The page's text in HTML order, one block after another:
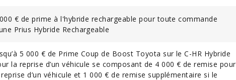
€ de prime à l'hybride rechargeable pour toute commande
Prius Hybride Rechargeable
5 000 € de Prime Coup de Boost Toyota sur le C-HR Hybride
la reprise d’un véhicule se composant de 4 000 € de remise pour
d’un véhicule et 1 000 € de remise supplémentaire si le